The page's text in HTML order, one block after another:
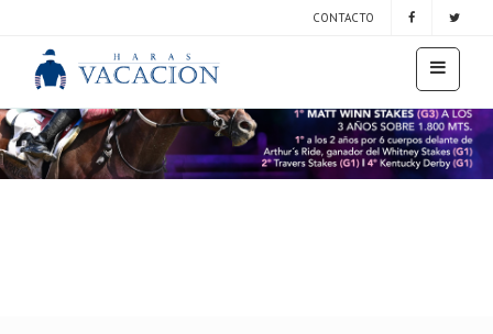
CONTACTO